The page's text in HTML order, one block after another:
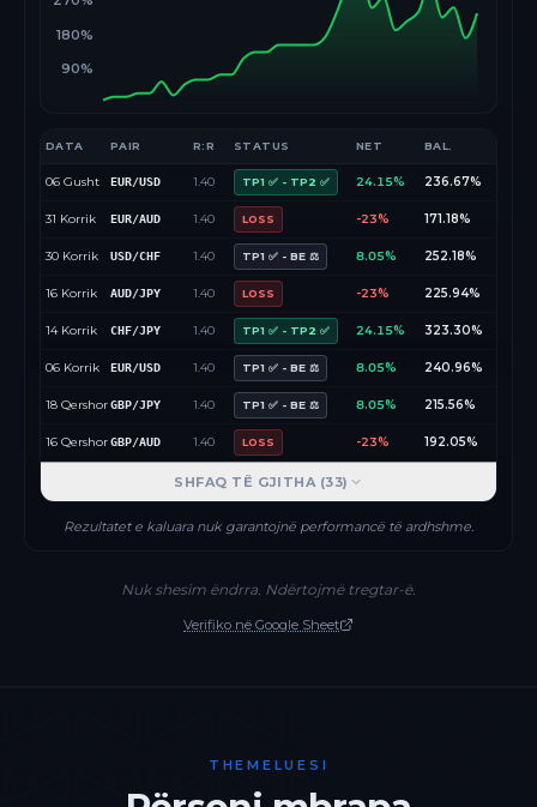
90%
180%
DATA PAIR R:R STATUS NET BAL.
06 Gusht EUR/USD 1.40 TP1 ✅ - TP2 ✅ 24.15% 236.67%
31 Korrik EUR/AUD 1.40 LOSS -23% 171.18%
30 Korrik USD/CHF 1.40 TP1 ✅ - BE ⚖️ 8.05% 252.18%
16 Korrik AUD/JPY 1.40 LOSS -23% 225.94%
14 Korrik CHF/JPY 1.40 TP1 ✅ - TP2 ✅ 24.15% 323.30%
06 Korrik EUR/USD 1.40 TP1 ✅ - BE ⚖️ 8.05% 240.96%
18 QershorGBP/JPY 1.40 TP1 ✅ - BE ⚖️ 8.05% 215.56%
16 QershorGBP/AUD 1.40 LOSS -23% 192.05%
SHFAQ TË GJITHA (33)
Rezultatet e kaluara nuk garantojnë performancë të ardhshme.
Nuk shesim ëndrra. Ndërtojmë tregtar-ë.
Verifiko në Google Sheet
THEMELUESI